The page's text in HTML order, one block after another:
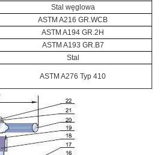
Stal węglowa
ASTM A216 GR.WCB
ASTM A194 GR.2H
ASTM A193 GR.B7
Stal
ASTM A276 Typ 410